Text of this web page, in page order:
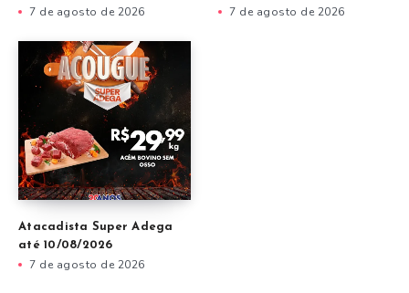
7 de agosto de 2026 7 de agosto de 2026
Atacadista Super Adega
até 10/08/2026
7 de agosto de 2026